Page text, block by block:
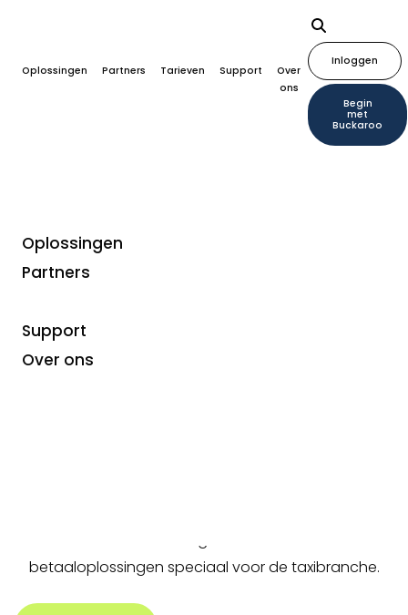
Oplossingen Partners Tarieven Support
Over
ons
Inloggen
Begin
met
Buckaroo
Oplossingen
Partners
Support
Over ons
Branches
betaalterminals van
betaaloplossingen speciaal voor de taxibranche.